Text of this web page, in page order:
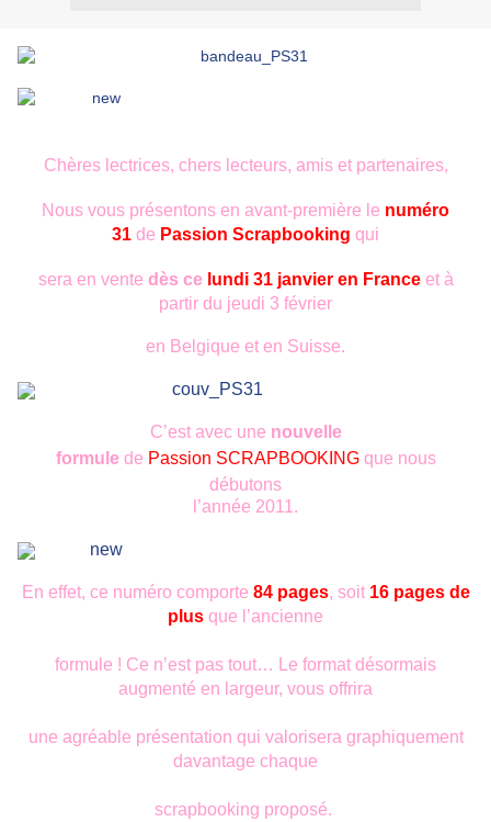
Chères lectrices, chers lecteurs, amis et partenaires,
Nous vous présentons en avant-première le numéro
31 de Passion Scrapbooking qui
sera en vente dès ce lundi 31 janvier en France et à
partir du jeudi 3 février
en Belgique et en Suisse.
C’est avec une nouvelle
formulede Passion SCRAPBOOKING que nous
débutons
l’année 2011.
En effet, ce numéro comporte 84 pages, soit 16 pages de
plus que l’ancienne
formule ! Ce n’est pas tout… Le format désormais
augmenté en largeur, vous offrira
une agréable présentation qui valorisera graphiquement
davantage chaque
scrapbooking proposé.